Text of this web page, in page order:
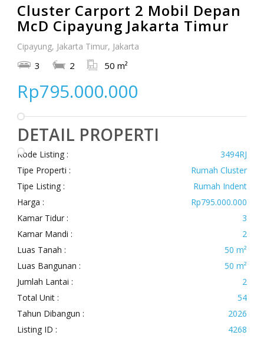
Cluster Carport 2 Mobil Depan
McD Cipayung Jakarta Timur
Cipayung, Jakarta Timur, Jakarta
3 2 50 m²
Rp795.000.000
DETAIL PROPERTI
Kode Listing :
3494RJ
Tipe Properti :
Rumah Cluster
Tipe Listing :
Rumah Indent
Harga :
Rp795.000.000
Kamar Tidur :
3
Kamar Mandi :
2
Luas Tanah :
50 m²
Luas Bangunan :
50 m²
Jumlah Lantai :
2
Total Unit :
54
Tahun Dibangun :
2026
Listing ID :
4268